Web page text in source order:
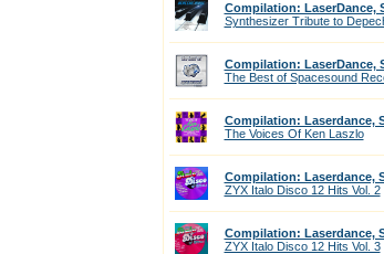
Compilation: LaserDance,
Synthesizer Tribute to
Compilation: LaserDance,
The Best of Spacesound
Compilation: Laserdance,
The Voices Of Ken Laszlo
Compilation: Laserdance,
ZYX Italo Disco 12 Hits Vol. 2
Compilation: Laserdance,
ZYX Italo Disco 12 Hits Vol. 3